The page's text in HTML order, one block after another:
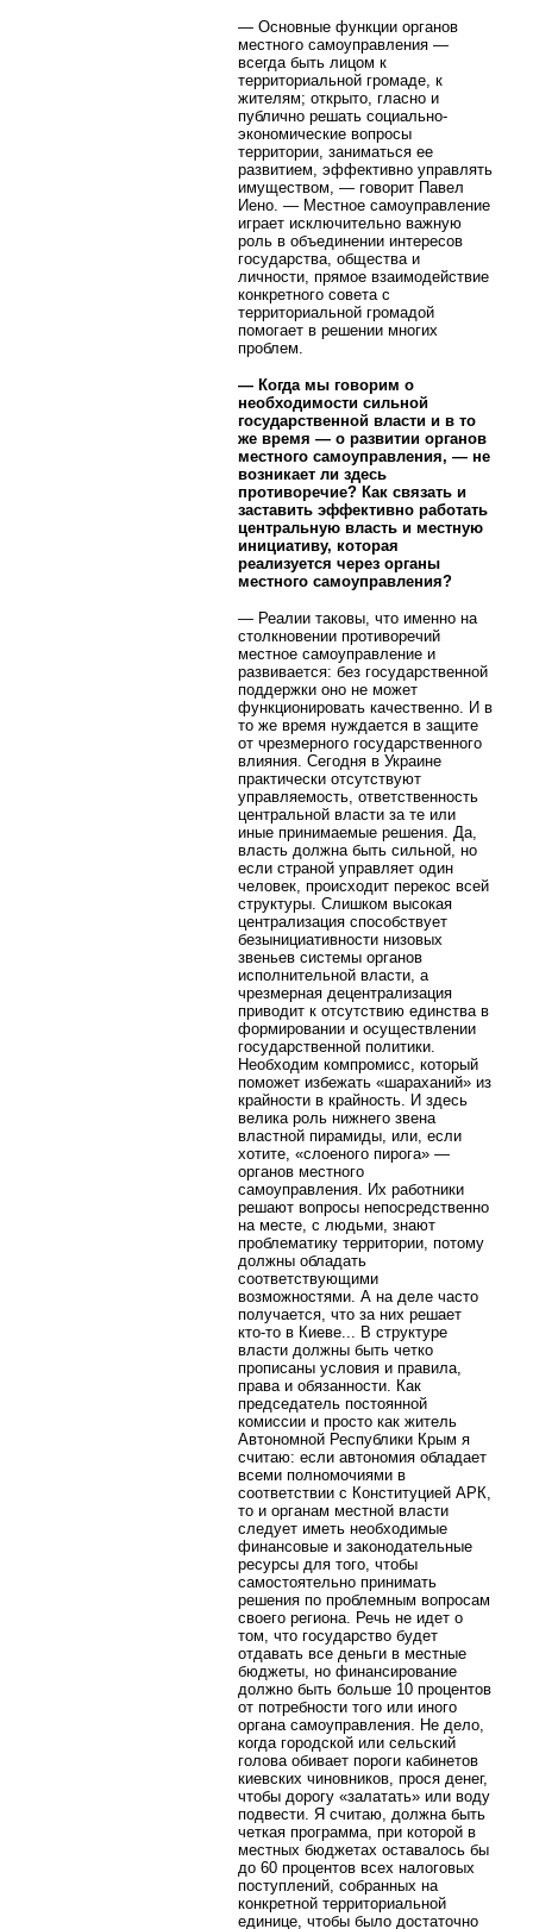
— Основные функции органов
местного самоуправления —
всегда быть лицом к
территориальной громаде, к
жителям; открыто, гласно и
публично решать социально-
экономические вопросы
территории, заниматься ее
развитием, эффективно управлять
имуществом, — говорит Павел
Иено. — Местное самоуправление
играет исключительно важную
роль в объединении интересов
государства, общества и
личности, прямое взаимодействие
конкретного совета с
территориальной громадой
помогает в решении многих
проблем.
— Когда мы говорим о
необходимости сильной
государственной власти и в то
же время — о развитии органов
местного самоуправления, — не
возникает ли здесь
противоречие? Как связать и
заставить эффективно работать
центральную власть и местную
инициативу, которая
реализуется через органы
местного самоуправления?
— Реалии таковы, что именно на
столкновении противоречий
местное самоуправление и
развивается: без государственной
поддержки оно не может
функционировать качественно. И в
то же время нуждается в защите
от чрезмерного государственного
влияния. Сегодня в Украине
практически отсутствуют
управляемость, ответственность
центральной власти за те или
иные принимаемые решения. Да,
власть должна быть сильной, но
если страной управляет один
человек, происходит перекос всей
структуры. Слишком высокая
централизация способствует
безынициативности низовых
звеньев системы органов
исполнительной власти, а
чрезмерная децентрализация
приводит к отсутствию единства в
формировании и осуществлении
государственной политики.
Необходим компромисс, который
поможет избежать «шараханий» из
крайности в крайность. И здесь
велика роль нижнего звена
властной пирамиды, или, если
хотите, «слоеного пирога» —
органов местного
самоуправления. Их работники
решают вопросы непосредственно
на месте, с людьми, знают
проблематику территории, потому
должны обладать
соответствующими
возможностями. А на деле часто
получается, что за них решает
кто-то в Киеве... В структуре
власти должны быть четко
прописаны условия и правила,
права и обязанности. Как
председатель постоянной
комиссии и просто как житель
Автономной Республики Крым я
считаю: если автономия обладает
всеми полномочиями в
соответствии с Конституцией АРК,
то и органам местной власти
следует иметь необходимые
финансовые и законодательные
ресурсы для того, чтобы
самостоятельно принимать
решения по проблемным вопросам
своего региона. Речь не идет о
том, что государство будет
отдавать все деньги в местные
бюджеты, но финансирование
должно быть больше 10 процентов
от потребности того или иного
органа самоуправления. Не дело,
когда городской или сельский
голова обивает пороги кабинетов
киевских чиновников, прося денег,
чтобы дорогу «залатать» или воду
подвести. Я считаю, должна быть
четкая программа, при которой в
местных бюджетах оставалось бы
до 60 процентов всех налоговых
поступлений, собранных на
конкретной территориальной
единице, чтобы было достаточно